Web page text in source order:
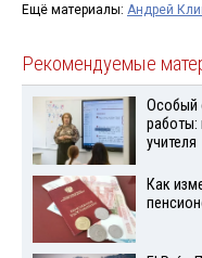
Ещё материалы: Андрей
Рекомендуемые
Особый
работы:
учителя
Как